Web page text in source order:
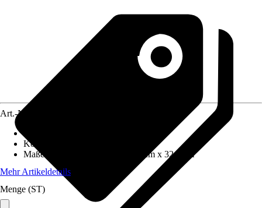
Art.-Nr.
Korpusfarbe
Maße (BxHxT)
60.0 cm x 83.0 cm x 32.0 cm
Mehr Artikeldetails
Menge (ST)